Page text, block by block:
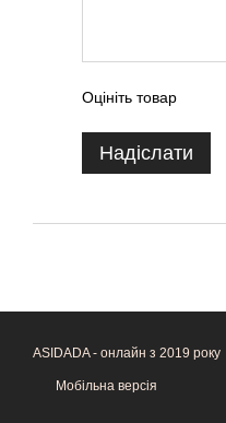
Оцініть товар
Надіслати
ASIDADA - онлайн з 2019 року
Мобільна версія